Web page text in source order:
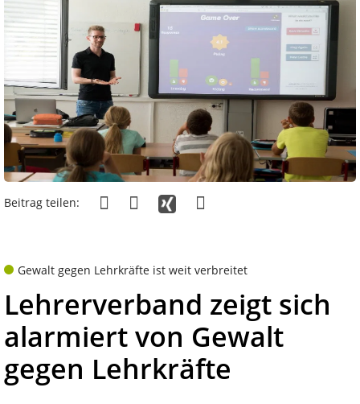
Beitrag teilen:
Gewalt gegen Lehrkräfte ist weit verbreitet
Lehrerverband zeigt sich
alarmiert von Gewalt
gegen Lehrkräfte